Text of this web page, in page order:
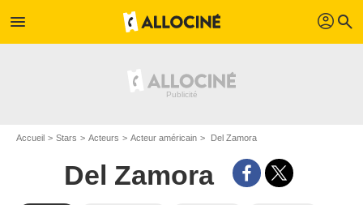
menu profil search
Accueil Stars Acteurs Acteur américain Del Zamora
Del Zamora